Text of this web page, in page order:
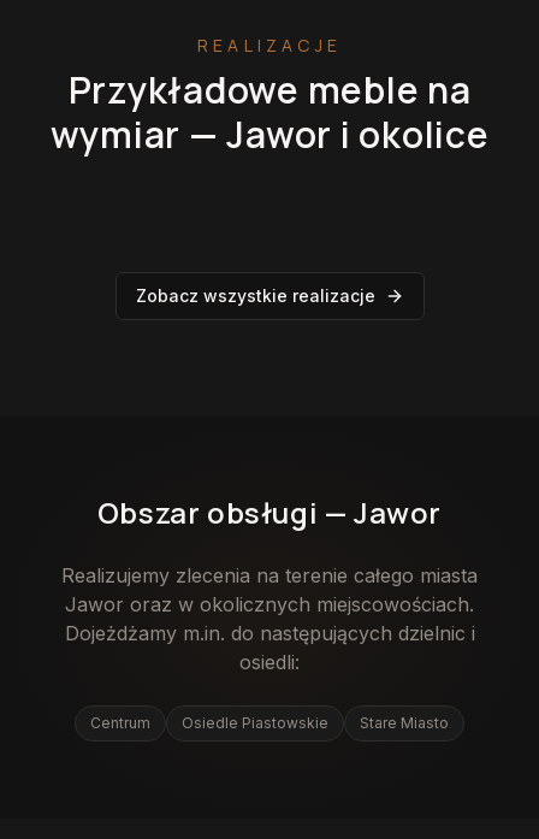
REALIZACJE
Przykładowe meble na
wymiar —Jawor i okolice
Zobacz wszystkie realizacje
Obszar obsługi —Jawor
Realizujemy zlecenia na terenie całego miasta
Jawor oraz w okolicznych miejscowościach.
Dojeżdżamy m.in. do następujących dzielnic i
osiedli:
Centrum Osiedle Piastowskie Stare Miasto